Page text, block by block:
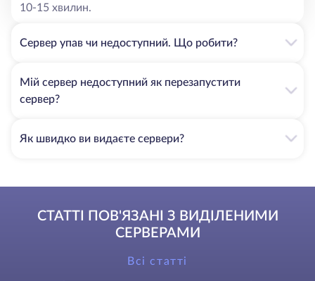
10-15 хвилин.
Сервер упав чи недоступний. Що робити?
Мій сервер недоступний як перезапустити
сервер?
Як швидко ви видаєте сервери?
СТАТТІ ПОВ'ЯЗАНІ З ВИДІЛЕНИМИ
СЕРВЕРАМИ
Всі статті